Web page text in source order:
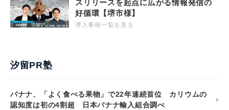
スリリースを起点に広がる情報発信の
好循環【堺市様】
導入事例一覧を見る
汐留PR塾
バナナ、「よく食べる果物」で22年連続首位 カリウムの
認知度は初の4割超 日本バナナ輸入組合調べ